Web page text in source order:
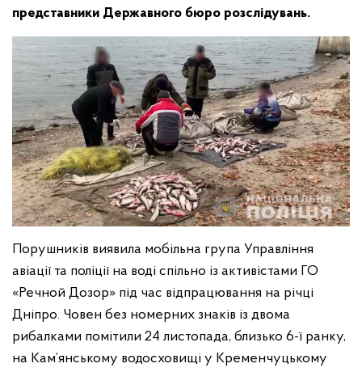
представники Державного бюро розслідувань.
Порушників виявила мобільна група Управління
авіації та поліції на воді спільно із активістами ГО
«Речной Дозор» під час відпрацювання на річці
Дніпро. Човен без номерних знаків із двома
рибалками помітили 24 листопада, близько 6-ї ранку,
на Кам’янському водосховищі у Кременчуцькому